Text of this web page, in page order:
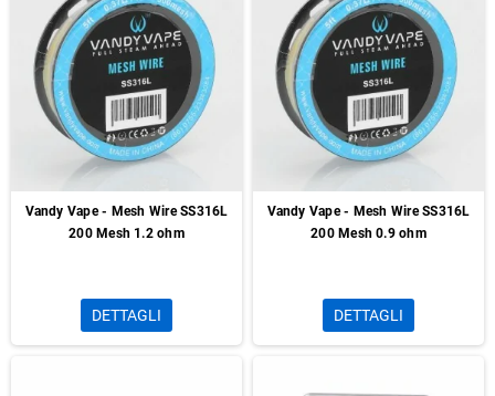
Vandy Vape - Mesh Wire SS316L
200 Mesh 1.2 ohm
DETTAGLI
Vandy Vape - Mesh Wire SS316L
200 Mesh 0.9 ohm
DETTAGLI